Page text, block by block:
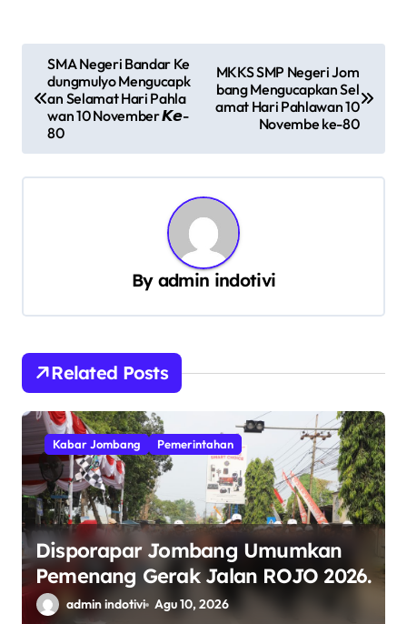
i
g
s
SMA Negeri Bandar Ke
dungmulyo Mengucapk
an Selamat Hari Pahla
wan 10 November 𝙆𝙚-
80
MKKS SMP Negeri Jom
bang Mengucapkan Sel
amat Hari Pahlawan 10
Novembe ke-80
By admin indotivi
Related Posts
Kabar Jombang Pemerintahan
Disporapar Jombang Umumkan
Pemenang Gerak Jalan ROJO 2026.
admin indotivi Agu 10, 2026